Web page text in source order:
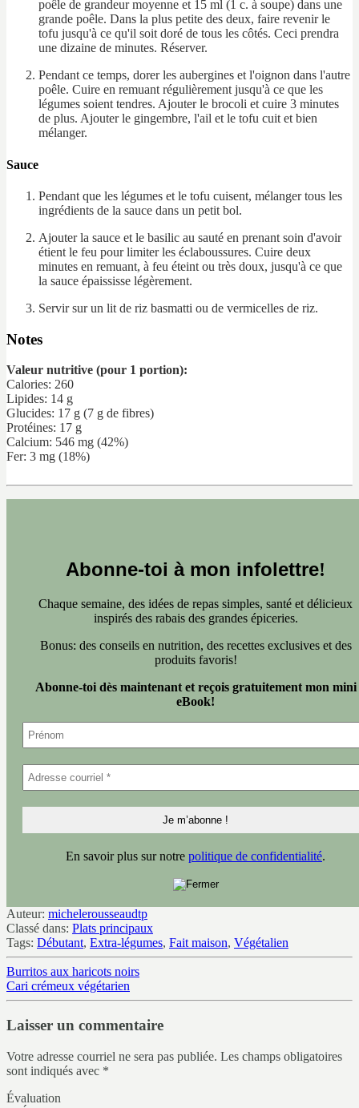
poêle de grandeur moyenne et 15 ml (1 c. à soupe) dans une
grande poêle. Dans la plus petite des deux, faire revenir le
tofu jusqu'à ce qu'il soit doré de tous les côtés. Ceci prendra
une dizaine de minutes. Réserver.
Pendant ce temps, dorer les aubergines et l'oignon dans l'autre
poêle. Cuire en remuant régulièrement jusqu'à ce que les
légumes soient tendres. Ajouter le brocoli et cuire 3 minutes
de plus. Ajouter le gingembre, l'ail et le tofu cuit et bien
mélanger.
Sauce
Pendant que les légumes et le tofu cuisent, mélanger tous les
ingrédients de la sauce dans un petit bol.
Ajouter la sauce et le basilic au sauté en prenant soin d'avoir
étient le feu pour limiter les éclaboussures. Cuire deux
minutes en remuant, à feu éteint ou très doux, jusqu'à ce que
la sauce épaississe légèrement.
Servir sur un lit de riz basmatti ou de vermicelles de riz.
Notes
Valeur nutritive (pour 1 portion):
Calories: 260
Lipides: 14 g
Glucides: 17 g (7 g de fibres)
Protéines: 17 g
Calcium: 546 mg (42%)
Fer: 3 mg (18%)
Abonne-toi à mon infolettre!
Chaque semaine, des idées de repas simples, santé et délicieux
inspirés des rabais des grandes épiceries.
Bonus: des conseils en nutrition, des recettes exclusives et des
produits favoris!
Abonne-toi dès maintenant et reçois gratuitement mon mini
eBook!
En savoir plus sur notre politique de confidentialité.
Auteur: michelerousseaudtp
Classé dans: Plats principaux
Tags: Débutant, Extra-légumes, Fait maison, Végétalien
Burritos aux haricots noirs
Cari crémeux végétarien
Laisser un commentaire
Votre adresse courriel ne sera pas publiée. Les champs obligatoires
sont indiqués avec *
Évaluation